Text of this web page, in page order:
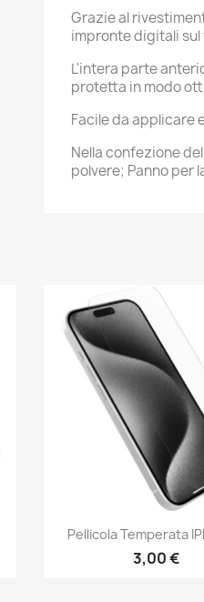
Grazie al
impronte digitali
L'intera parte
protetta in modo
Facile da applicare
Nella confezione
polvere; Panno per
Pellicola Temperata
3,00 €
